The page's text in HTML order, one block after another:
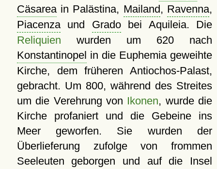
Cäsareain Palästina, Mailand, Ravenna,
Piacenzaund Gradobei Aquileia. Die
Reliquien wurden um 620 nach
Konstantinopel in die Euphemia geweihte
Kirche, dem früheren Antiochos-Palast,
gebracht. Um 800, während des Streites
um die Verehrung von Ikonen, wurde die
Kirche profaniert und die Gebeine ins
Meer geworfen. Sie wurden der
Überlieferung zufolge von frommen
Seeleuten geborgen und auf die Insel